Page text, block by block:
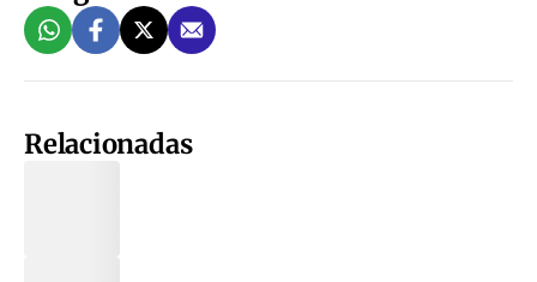
Relacionadas